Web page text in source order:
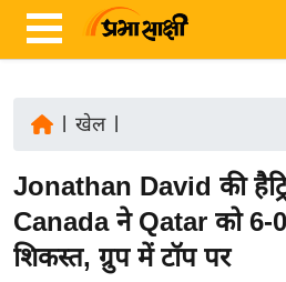
ज़ा
ख
ब
र
खेल|
Jonathan David की
Canada ने Qatar को 6-0
शिकस्त, ग्रुप में टॉप पर